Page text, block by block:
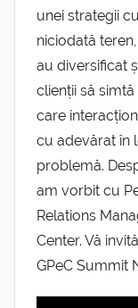
unei strategii
niciodată
au diversificat
clienții să
care
cu adevărat în
problemă.
am vorbit cu
Relations
Center. Vă
GPeC Summit